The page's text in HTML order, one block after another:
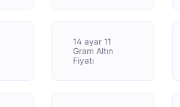
14 ayar 11
Gram Altın
Fiyatı